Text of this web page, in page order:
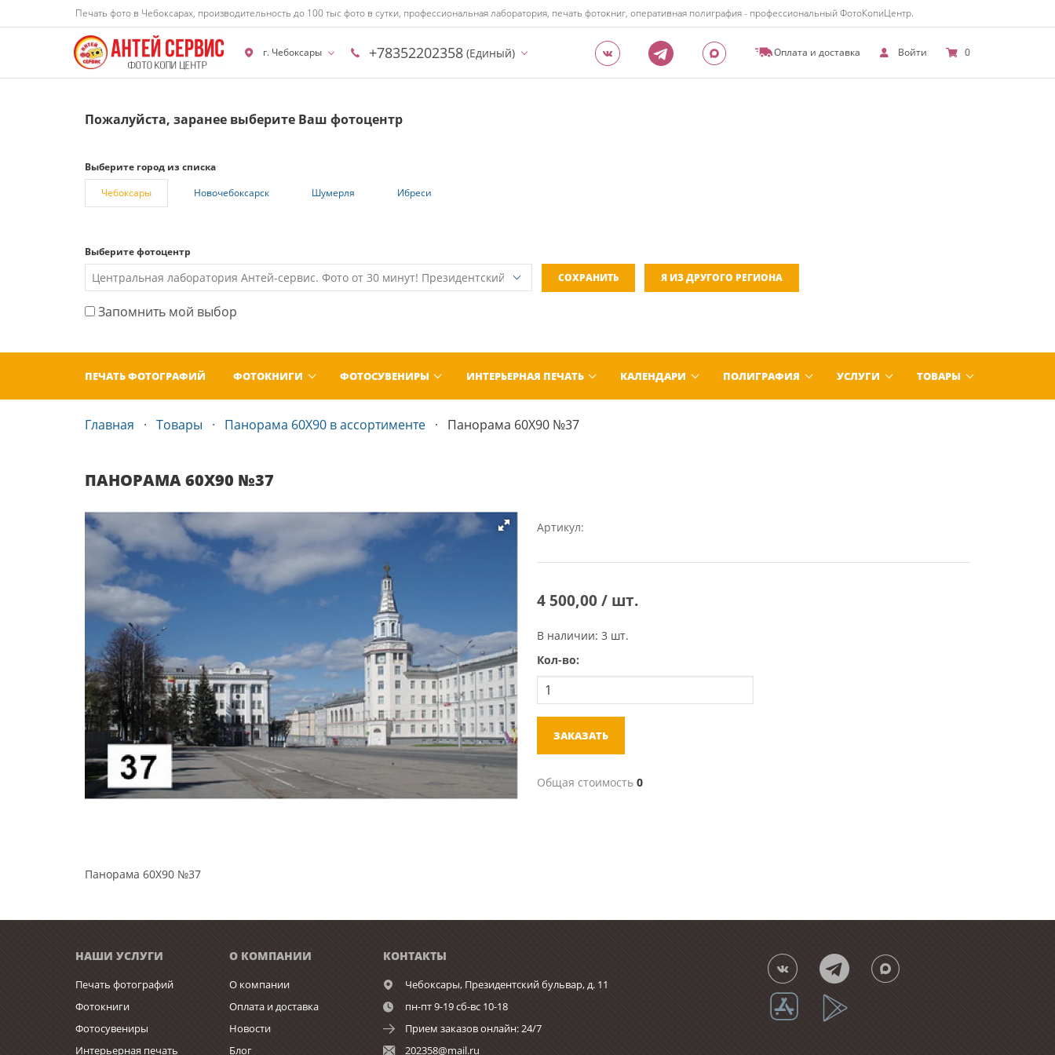
Печать фото в Чебоксарах, производительность до 100 тыс фото в сутки, профессиональная лаборатория, печать фотокниг, оперативная полиграфия - профессиональный ФотоКопиЦентр.
г. Чебоксары +78352202358 (Единый) Оплата и доставка Войти 0
Пожалуйста, заранее выберите Ваш фотоцентр
Выберите город из списка
Чебоксары
Новочебоксарск Шумерля Ибреси
Выберите фотоцентр
СОХРАНИТЬ
Я ИЗ ДРУГОГО РЕГИОНА
Запомнить мой выбор
ПЕЧАТЬ ФОТОГРАФИЙ ФОТОКНИГИ ФОТОСУВЕНИРЫ ИНТЕРЬЕРНАЯ ПЕЧАТЬ КАЛЕНДАРИ ПОЛИГРАФИЯ УСЛУГИ ТОВАРЫ
Главная Товары Панорама 60Х90 в ассортименте Панорама 60Х90 №37
ПАНОРАМА 60Х90 №37
Артикул:
4 500,00 / шт.
В наличии: 3 шт.
Кол-во:
ЗАКАЗАТЬ
Общая стоимость 0
Панорама 60Х90 №37
НАШИ УСЛУГИ
Печать фотографий
Фотокниги
Фотосувениры
Интерьерная печать
О КОМПАНИИ
О компании
Оплата и доставка
Новости
Блог
КОНТАКТЫ
Чебоксары, Президентский бульвар, д. 11
пн-пт 9-19 сб-вс 10-18
Прием заказов онлайн: 24/7
202358@mail.ru